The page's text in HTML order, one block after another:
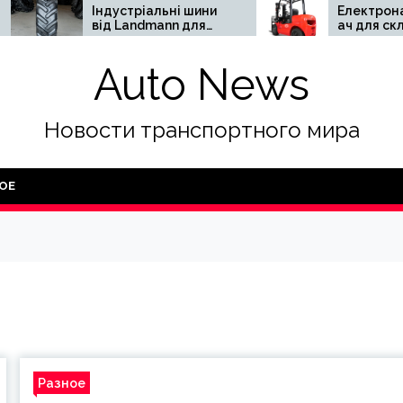
Індустріальні шини
від Landmann для
та
Електронавантажув
ач для складу:
переваги та
Auto News
Новости транспортного мира
Разное